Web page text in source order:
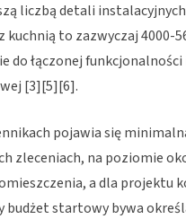
liczbą detali
kuchnią to zazwyczaj 4000-
do łączonej
[3][5][6].
pojawia się
zleceniach, na poziomie
a dla projektu
budżet startowy bywa